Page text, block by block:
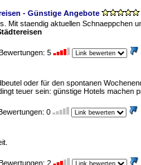
- Günstige Angebote
Mit staendig aktuellen Schnaeppchen
5
oder für den spontanen
teuer sein: günstige Hotels machen
0
2